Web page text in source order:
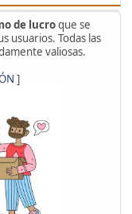
de lucroque se
usuarios. Todas las
valiosas.
]